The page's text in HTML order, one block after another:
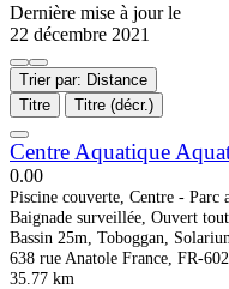
Dernière mise à jour le
22 décembre 2021
Trier par: Distance
Titre
Titre (décr.)
Centre Aquatique
0.00
Piscine couverte, Centre - Parc
Baignade surveillée, Ouvert
Bassin 25m, Toboggan,
638 rue Anatole France, FR-
35.77 km